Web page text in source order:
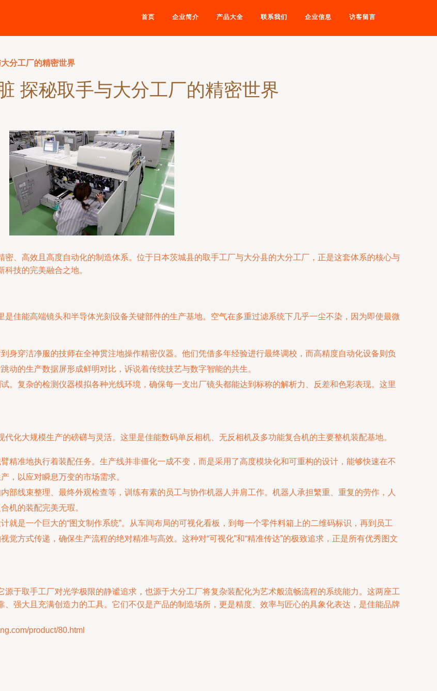
首页 企业简介 产品大全 联系我们 企业信息 访客留言
分工厂的精密世界
探秘取手与⼤分工厂的精密世界
、高效且高度自动化的制造体系。位于日本茨城县的取手工厂与⼤分县的⼤分工厂，正是这套体系的核心与
技的完美融合之地。
佳能高端镜头和半导体光刻设备关键部件的生产基地。空气在多重过滤系统下几乎⼀尘不染，因为即使最微
身穿洁净服的技师在全神贯注地操作精密仪器。他们凭借多年经验进行最终调校，而高精度自动化设备则负
动的生产数据屏形成鲜明对比，诉说着传统技艺与数字智能的共生。
。复杂的检测仪器模拟各种光线环境，确保每⼀支出厂镜头都能达到标称的解析力、反差和色彩表现。这里
化大规模生产的磅礴与灵活。这里是佳能数码单反相机、无反相机及多功能复合机的主要整机装配基地。
精准地执行着装配任务。生产线并非僵化⼀成不变，而是采用了高度模块化和可重构的设计，能够快速在不
，以应对瞬息万变的市场需求。
部线束整理、最终外观检查等，训练有素的员工与协作机器人并肩工作。机器人承担繁重、重复的劳作，人
机的装配完美无瑕。
就是⼀个巨大的“图文制作系统”。从车间布局的可视化看板，到每⼀个零件料箱上的二维码标识，再到员工
觉方式传递，确保生产流程的绝对精准与高效。这种对“可视化”和“精准传达”的极致追求，正是所有优秀图文
于取手工厂对光学极限的静谧追求，也源于⼤分工厂将复杂装配化为艺术般流畅流程的系统能力。这两座工
强大且充满创造力的工具。它们不仅是产品的制造场所，更是精度、效率与匠心的具象化表达，是佳能品牌
product/80.html